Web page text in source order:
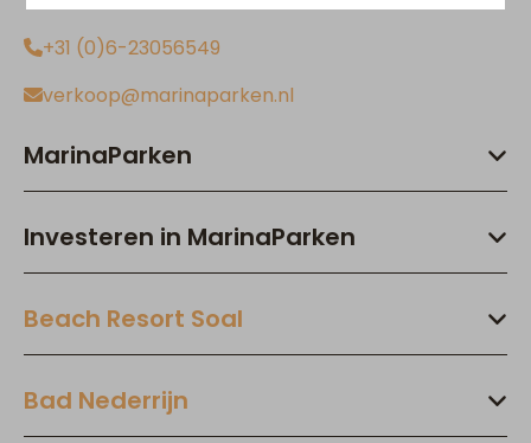
+31 (0)6-23056549
verkoop@marinaparken.nl
MarinaParken
Investeren in MarinaParken
Beach Resort Soal
Bad Nederrijn